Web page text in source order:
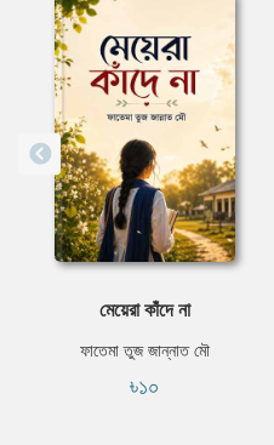
মেয়েরা কাঁদে না
ফাতেমা তুজ জান্নাত মৌ
৳১০